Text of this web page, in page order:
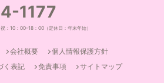
1177
：10：00-18：00（定休日：年末年始）
会社概要
個人情報保護方針
く表記
免責事項 サイトマップ